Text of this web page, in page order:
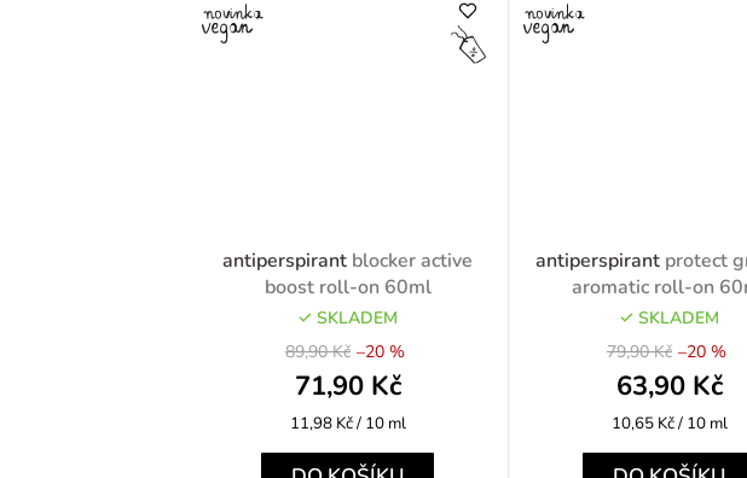
antiperspirant blocker active
boost roll-on 60ml
SKLADEM
89,90 Kč
71,90 Kč
–20 %
Měrná
11,98 Kč / 10 ml
antiperspirant protect
aromatic roll-on
SKLADEM
79,90 Kč
63,90 Kč
–20 %
Měrná
10,65 Kč / 10 ml